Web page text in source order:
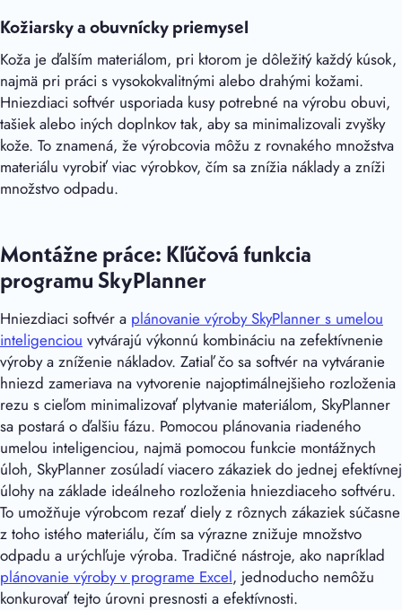
Kožiarsky a obuvnícky priemysel
Koža je ďalším materiálom, pri ktorom je dôležitý každý kúsok,
najmä pri práci s vysokokvalitnými alebo drahými kožami.
Hniezdiaci softvér usporiada kusy potrebné na výrobu obuvi,
tašiek alebo iných doplnkov tak, aby sa minimalizovali zvyšky
kože. To znamená, že výrobcovia môžu z rovnakého množstva
materiálu vyrobiť viac výrobkov, čím sa znížia náklady a zníži
množstvo odpadu.
Montážne práce: Kľúčová funkcia
programu SkyPlanner
Hniezdiaci softvér a plánovanie výroby SkyPlanner s umelou
inteligenciou vytvárajú výkonnú kombináciu na zefektívnenie
výroby a zníženie nákladov. Zatiaľ čo sa softvér na vytváranie
hniezd zameriava na vytvorenie najoptimálnejšieho rozloženia
rezu s cieľom minimalizovať plytvanie materiálom, SkyPlanner
sa postará o ďalšiu fázu. Pomocou plánovania riadeného
umelou inteligenciou, najmä pomocou funkcie montážnych
úloh, SkyPlanner zosúladí viacero zákaziek do jednej efektívnej
úlohy na základe ideálneho rozloženia hniezdiaceho softvéru.
To umožňuje výrobcom rezať diely z rôznych zákaziek súčasne
z toho istého materiálu, čím sa výrazne znižuje množstvo
odpadu a urýchľuje výroba. Tradičné nástroje, ako napríklad
plánovanie výroby v programe Excel, jednoducho nemôžu
konkurovať tejto úrovni presnosti a efektívnosti.